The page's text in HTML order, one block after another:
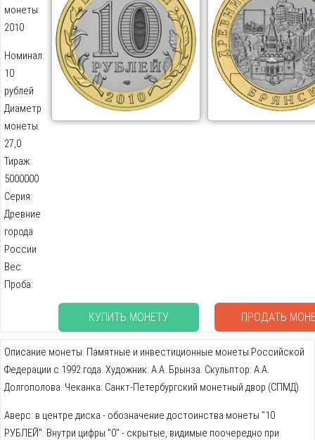
монеты:
2010
Номинал:
10
рублей
Диаметр
монеты:
27,0
Тираж:
5000000
Серия:
Древние
города
России
Вес:
Проба:
КУПИТЬ МОНЕТУ ПРОДАТЬ
Описание монеты: Памятные и инвестиционные монеты Российской
Федерации с 1992 года. Художник: А.А. Брынза. Скульптор: А.А.
Долгополова. Чеканка: Санкт-Петербургский монетный двор (СПМД).
Аверс: в центре диска - обозначение достоинства монеты "10
РУБЛЕЙ". Внутри цифры "0" - скрытые, видимые поочередно при